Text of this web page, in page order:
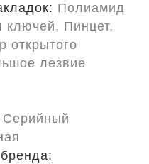
Полиамид
ключей, Пинцет,
открытого
лезвие
Серийный